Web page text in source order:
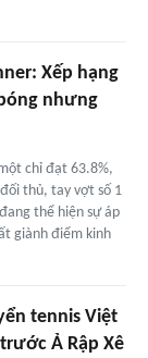
Xếp hạng
nhưng
chỉ đạt 63.8%,
thủ, tay vợt số 1
thể hiện sự áp
giành điểm kinh
tennis Việt
Ả Rập Xê